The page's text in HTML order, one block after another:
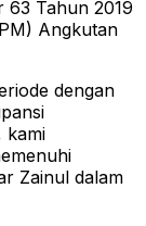
Tahun 2019
Angkutan
dengan
kami
Zainul dalam